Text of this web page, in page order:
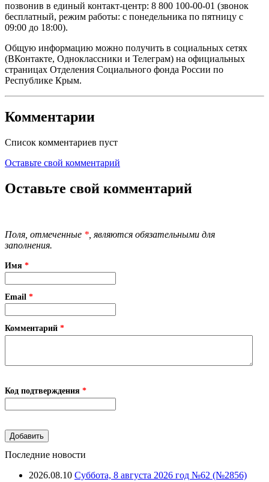
позвонив в единый контакт-центр: 8 800 100-00-01 (звонок
бесплатный, режим работы: с понедельника по пятницу с
09:00 до 18:00).
Общую информацию можно получить в социальных сетях
(ВКонтакте, Одноклассники и Телеграм) на официальных
страницах Отделения Социального фонда России по
Республике Крым.
Комментарии
Список комментариев пуст
Оставьте свой комментарий
Оставьте свой комментарий
Поля, отмеченные * , являются обязательными для
заполнения.
Имя *
Email *
Комментарий *
Код подтверждения *
Последние новости
2026.08.10 Суббота, 8 августа 2026 год №62 (№2856)